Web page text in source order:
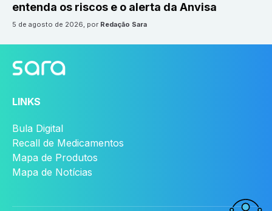
entenda os riscos e o alerta da Anvisa
5 de agosto de 2026, por Redação Sara
LINKS
Bula Digital
Recall de Medicamentos
Mapa de Produtos
Mapa de Notícias